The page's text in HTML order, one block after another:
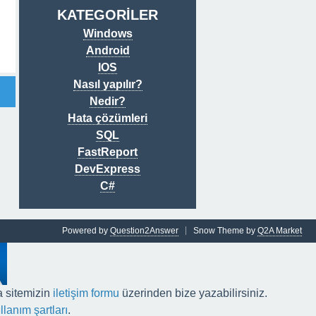
KATEGORİLER
Windows
Android
IOS
Nasıl yapılır?
Nedir?
Hata çözümleri
SQL
FastReport
DevExpress
C#
Snow Theme by Q2A Market
Powered by Question2Answer
sitemizin iletişim formu üzerinden bize yazabilirsiniz.
şartları.